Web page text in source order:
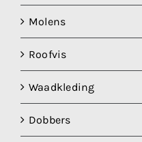
Molens
Roofvis
Waadkleding
Dobbers